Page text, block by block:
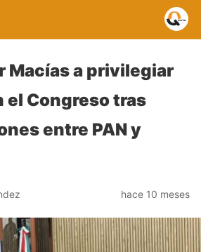
Macías a privilegiar
el Congreso tras
entre PAN y
hace 10 meses